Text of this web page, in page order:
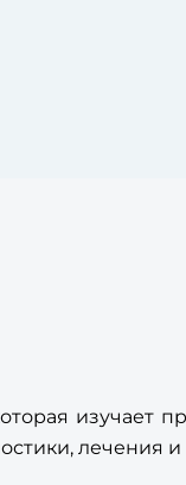
изучает
лечения